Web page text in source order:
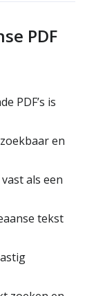
PDF
PDF’s is
en
als een
tekst